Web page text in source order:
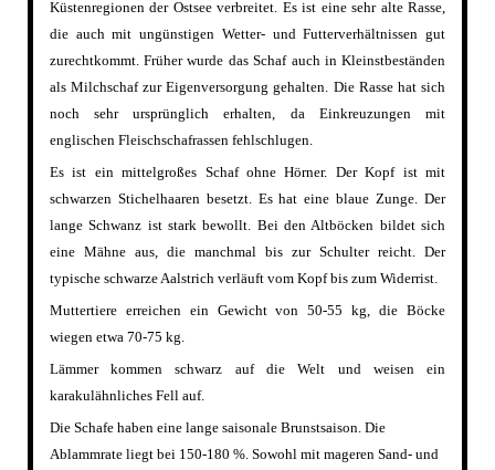
Küstenregionen der Ostsee verbreitet. Es ist eine sehr alte Rasse,
die auch mit ungünstigen Wetter- und Futterverhältnissen gut
zurechtkommt. Früher wurde das Schaf auch in Kleinstbeständen
als Milchschaf zur Eigenversorgung gehalten. Die Rasse hat sich
noch sehr ursprünglich erhalten, da Einkreuzungen mit
englischen Fleischschafrassen fehlschlugen.
Es ist ein mittelgroßes Schaf ohne Hörner. Der Kopf ist mit
schwarzen Stichelhaaren besetzt. Es hat eine blaue Zunge. Der
lange Schwanz ist stark bewollt. Bei den Altböcken bildet sich
eine Mähne aus, die manchmal bis zur Schulter reicht. Der
typische schwarze Aalstrich verläuft vom Kopf bis zum Widerrist.
Muttertiere erreichen ein Gewicht von 50-55 kg, die Böcke
wiegen etwa 70-75 kg.
Lämmer kommen schwarz auf die Welt und weisen ein
karakulähnliches Fell auf.
Die Schafe haben eine lange saisonale Brunstsaison. Die
Ablammrate liegt bei 150-180 %. Sowohl mit mageren Sand- und